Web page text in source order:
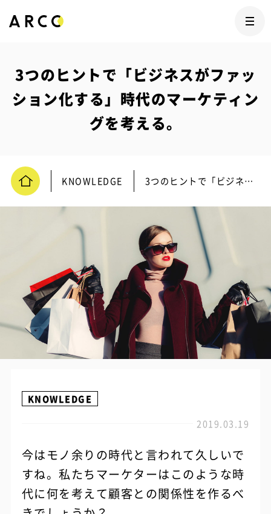
3つのヒントで「ビジネスがファッ
ション化する」時代のマーケティン
グを考える。
KNOWLEDGE 3つのヒントで「ビジネスがファッション化する」時代のマーケティングを考える。
KNOWLEDGE
2019.03.19
今はモノ余りの時代と言われて久しいで
すね。私たちマーケターはこのような時
代に何を考えて顧客との関係性を作るべ